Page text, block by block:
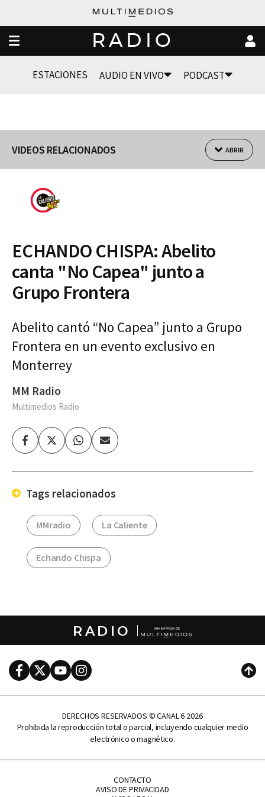
RADIO
ESTACIONES AUDIO EN VIVO PODCAST
VIDEOS RELACIONADOS ABRIR
ECHANDO CHISPA: Abelito
canta "No Capea" junto a
Grupo Frontera
Abelito cantó “No Capea” junto a Grupo
Frontera en un evento exclusivo en
Monterrey
MM Radio
Multimedios Radio
FacebookTwitterWhatsapp
Enviar
por
Tags relacionados
MMradio La Caliente
Echando Chispa
RADIO
FacebookTwitterYoutubeInstagram
DERECHOS RESERVADOS © CANAL 6 2026
Prohibida la reproducción total o parcial, incluyendo cualquier medio
electrónico o magnético.
CONTACTO
AVISO DE PRIVACIDAD